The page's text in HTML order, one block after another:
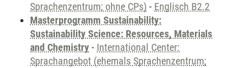
Sprachenzentrum; ohne CPs) - Englisch B2.2
Masterprogramm Sustainability:
Sustainability Science: Resources, Materials
and Chemistry - International Center:
Sprachangebot (ehemals Sprachenzentrum;